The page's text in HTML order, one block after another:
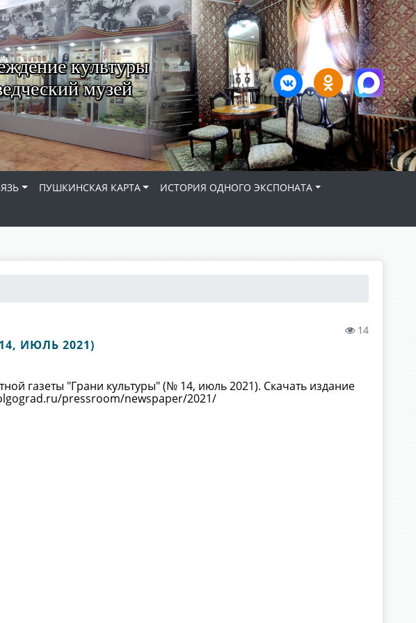
культуры
музей
ПУШКИНСКАЯ КАРТА
ИСТОРИЯ ОДНОГО ЭКСПОНАТА
14
ИЮЛЬ 2021)
газеты "Грани культуры" (№ 14, июль 2021). Скачать издание
pressroom/newspaper/2021/